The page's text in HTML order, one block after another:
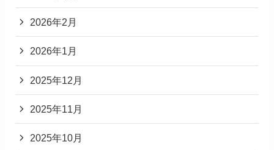
2026年2月
2026年1月
2025年12月
2025年11月
2025年10月